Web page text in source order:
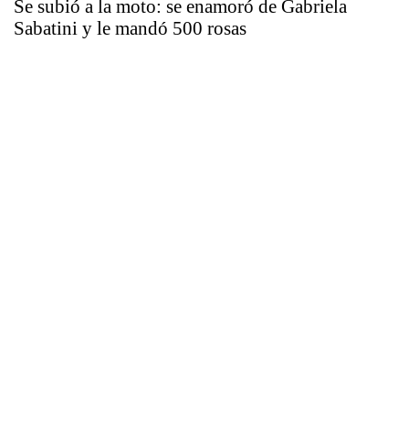
Se subió a la moto: se enamoró de Gabriela
Sabatini y le mandó 500 rosas